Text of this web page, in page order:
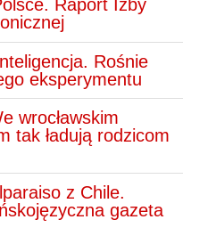
Raport Izby
Rośnie
eksperymentu
wrocławskim
tak ładują rodzicom
z Chile.
gazeta